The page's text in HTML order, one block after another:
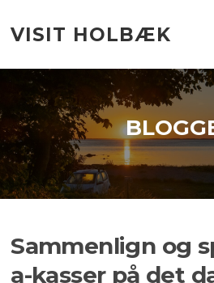
indhold
VISIT HOLBÆK
Sammenlign og
a-kasser på det